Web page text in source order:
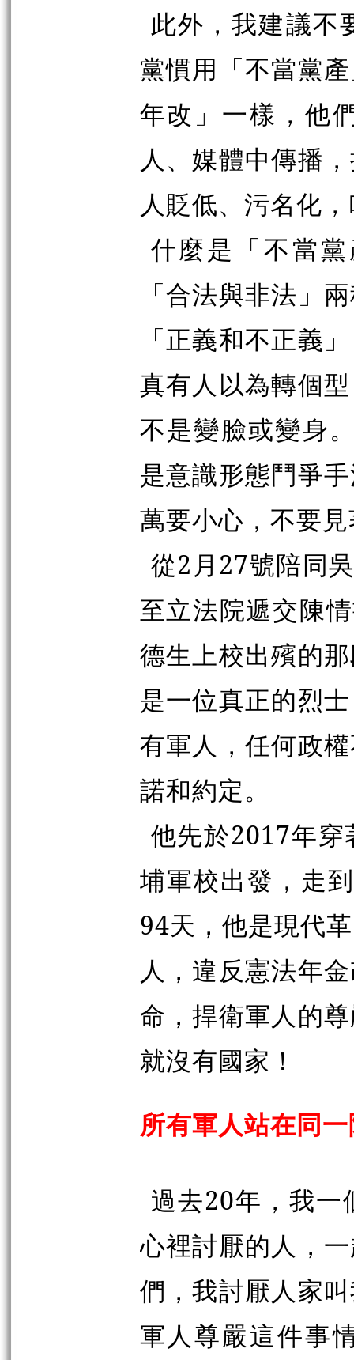
此外，我建議不
黨慣用「不當黨
年改」一樣，他
人、媒體中傳播
人貶低、污名化
什麼是「不當
「合法與非法」
「正義和不正義
真有人以為轉個
不是變臉或變身
是意識形態鬥爭
萬要小心，不要
從2月27號陪同
至立法院遞交陳
德生上校出殯的
是一位真正的烈
有軍人，任何政
諾和約定。
他先於2017年
埔軍校出發，走
94天，他是現代
人，違反憲法年
命，捍衛軍人的
就沒有國家！
所有軍人站在同
過去20年，我一
心裡討厭的人，
們，我討厭人家
軍人尊嚴這件事